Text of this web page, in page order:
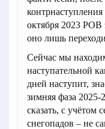
октября 2023 РОВ
оно лишь
Сейчас мы
наступательной
дней наступит,
зимняя фаза 2025-
сказать, с учётом
снегопадов – не